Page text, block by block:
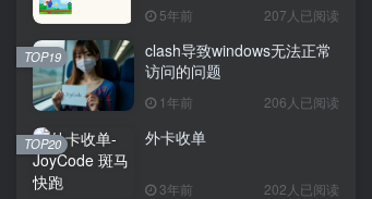
5年前 207人已阅读
clash导致windows无法正常
访问的问题
1年前 206人已阅读
TOP19
外卡收单
3年前 202人已阅读
TOP20